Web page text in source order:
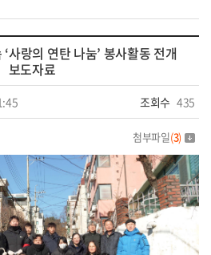
사랑의 연탄 나눔’ 봉사활동 전개
보도자료
조회수 435
첨부파일(3)